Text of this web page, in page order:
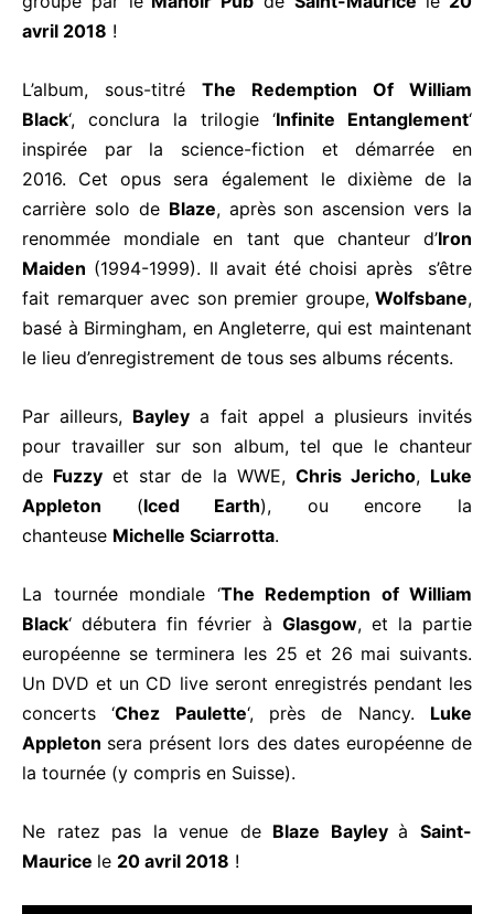
avril 2018 !
L’album, sous-titré The Redemption Of William
Black‘, conclura la trilogie ‘Infinite Entanglement‘
inspirée par la science-fiction et démarrée en
2016. Cet opus sera également le dixième de la
carrière solo de Blaze, après son ascension vers la
renommée mondiale en tant que chanteur d’Iron
Maiden (1994-1999). Il avait été choisi après s’être
fait remarquer avec son premier groupe,Wolfsbane,
basé à Birmingham, en Angleterre, qui est maintenant
le lieu d’enregistrement de tous ses albums récents.
Par ailleurs, Bayley a fait appel a plusieurs invités
pour travailler sur son album, tel que le chanteur
de Fuzzy et star de la WWE, Chris Jericho, Luke
Appleton (Iced Earth), ou encore la
chanteuse Michelle Sciarrotta.
La tournée mondiale ‘The Redemption of William
Black‘ débutera fin février à Glasgow, et la partie
européenne se terminera les 25 et 26 mai suivants.
Un DVD et un CD live seront enregistrés pendant les
concerts ‘Chez Paulette‘, près de Nancy. Luke
Appleton sera présent lors des dates européenne de
la tournée (y compris en Suisse).
Ne ratez pas la venue de Blaze BayleyàSaint-
Maurice le 20 avril 2018 !